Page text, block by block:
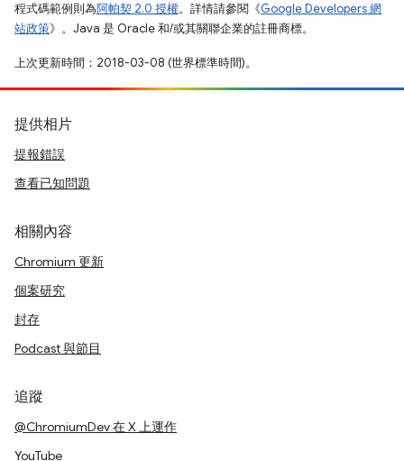
程式碼範例則為阿帕契 2.0 授權。詳情請參閱《Google Developers 網
站政策》。Java 是 Oracle 和/或其關聯企業的註冊商標。
上次更新時間：2018-03-08 (世界標準時間)。
提供相片
提報錯誤
查看已知問題
相關內容
Chromium 更新
個案研究
封存
Podcast 與節目
追蹤
@ChromiumDev 在 X 上運作
YouTube